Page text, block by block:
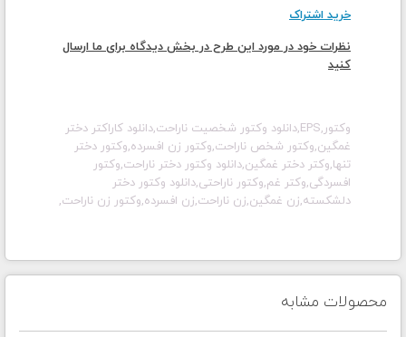
خرید اشتراک
نظرات خود در مورد این طرح در بخش دیدگاه برای ما ارسال
کنید
وکتور,EPS,دانلود وکتور شخصیت ناراحت,دانلود کاراکتر دختر
غمگین,وکتور شخص ناراحت,وکتور زن افسرده,وکتور دختر
تنها,وکتر دختر غمگین,دانلود وکتور دختر ناراحت,وکتور
افسردگی,وکتر غم,وکتور ناراحتی,دانلود وکتور دختر
دلشکسته,زن غمگین,زن ناراحت,زن افسرده,وکتور زن ناراحت,
محصولات مشابه